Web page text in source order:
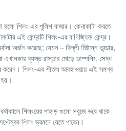
হলো শিলং এর পুলিশ বাজার। কেনাকাটা করতে
এই কেন্দ্রটি শিলং-এর বাণিজ্যিক কেন্দ্র।
অর্জন করেছে; যেমন – দিল্লী মিষ্টান্ন ভান্ডার,
এখানকার ব্যস্ত রাস্তার মোড়ে ডাম্পলিং, সেদ্ধ
করেন। শিলং-এর শীতল আবহাওয়ায় এই সমগ্র
শিলংয়ের পাহাড় গুলো সবুজে ভরে থাকে
শিলং ভ্রমনে যেতে পারেন।